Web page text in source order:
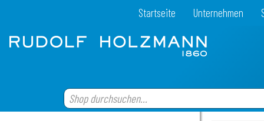
Startseite Unternehmen